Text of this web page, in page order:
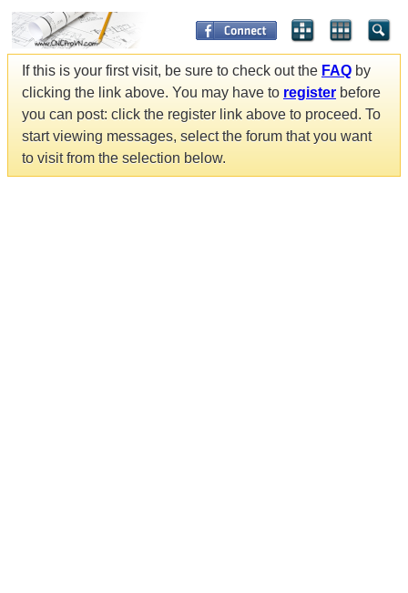
If this is your first visit, be sure to check out the FAQ by
clicking the link above. You may have to register before
you can post: click the register link above to proceed. To
start viewing messages, select the forum that you want
to visit from the selection below.